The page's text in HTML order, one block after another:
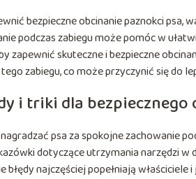
bezpieczne obcinanie paznokci
podczas zabiegu może pomóc w
zapewnić skuteczne i bezpieczne
zabiegu, co może przyczynić się do
i triki dla
psa za spokojne zachowanie
dotyczące utrzymania narzędzi w
błędy najczęściej popełniają właściciele